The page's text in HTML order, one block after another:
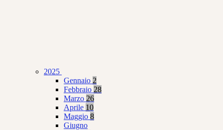
2025
Gennaio 2
Febbraio 28
Marzo 26
Aprile 10
Maggio 8
Giugno